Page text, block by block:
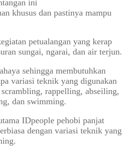
ini
khusus dan pastinya mampu
petualangan yang kerap
sungai, ngarai, dan air terjun.
sehingga membutuhkan
variasi teknik yang digunakan
rappelling, abseiling,
dan swimming.
IDpeople pehobi panjat
dengan variasi teknik yang